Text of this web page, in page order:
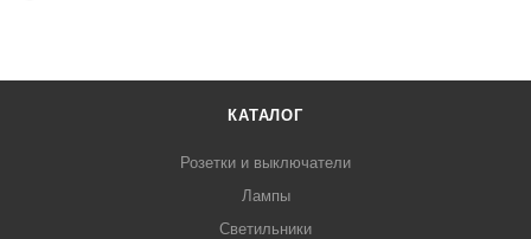
КАТАЛОГ
Розетки и выключатели
Лампы
Светильники